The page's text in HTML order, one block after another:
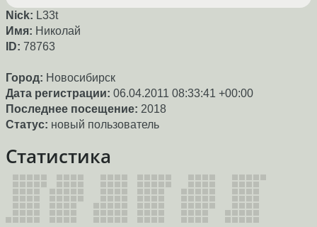
Nick: L33t
Имя: Николай
ID: 78763
Город: Новосибирск
Дата регистрации: 06.04.2011 08:33:41 +00:00
Последнее посещение: 2018
Статус: новый пользователь
Статистика